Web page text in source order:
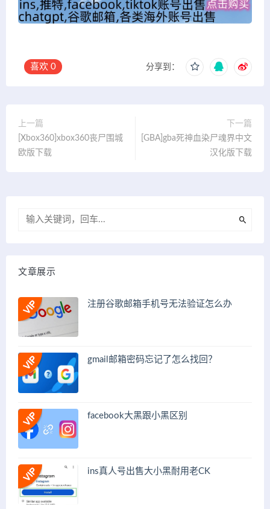
喜欢 0 分享到：
上一篇
[Xbox360]xbox360丧尸围城
欧版下载
下一篇
[GBA]gba死神血染尸魂界中文
汉化版下载
文章展示
注册谷歌邮箱手机号无法验证怎么办
gmail邮箱密码忘记了怎么找回？
facebook大黑跟小黑区别
ins真人号出售大小黑耐用老CK